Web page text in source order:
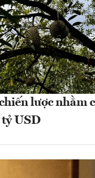
lược nhằm
USD